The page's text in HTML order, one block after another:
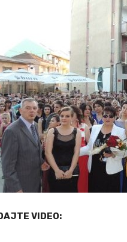
VIDEO: